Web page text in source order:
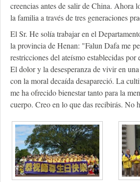
creencias antes de salir de China. Ahora
la familia a través de tres generaciones
El Sr. He solía ​​trabajar en el
la provincia de Henan: "Falun Dafa me
restricciones del ateísmo establecidas
El dolor y la desesperanza de vivir en
con la moral decaída desapareció. La
me ha ofrecido bienestar tanto para la
cuerpo. Creo en lo que das recibirás. No